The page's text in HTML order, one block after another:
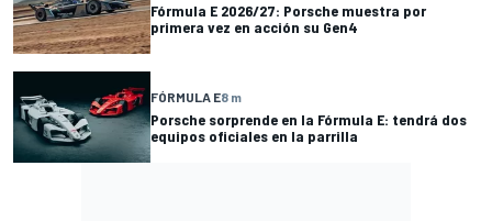
Fórmula E 2026/27: Porsche muestra por
primera vez en acción su Gen4
FÓRMULA E8 m
Porsche sorprende en la Fórmula E: tendrá dos
equipos oficiales en la parrilla